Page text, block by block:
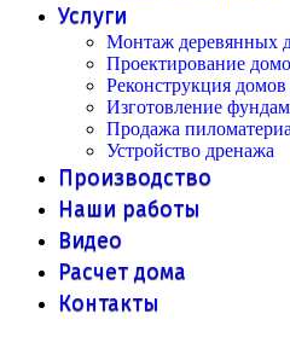
Услуги
Монтаж деревянных
Проектирование
Реконструкция домов
Изготовление
Продажа
Устройство дренажа
Производство
Наши работы
Видео
Расчет дома
Контакты